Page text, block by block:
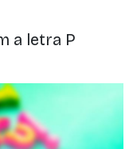
a letra P